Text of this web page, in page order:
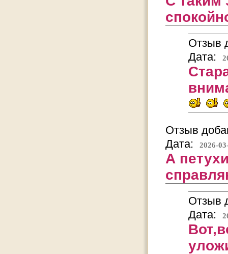
Отзыв
Дата:
Отзыв
Дата:
2026-
А
Отзыв
Дата: